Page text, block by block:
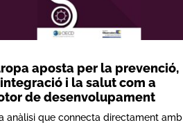
aposta per la prevenció,
i la salut com a
de desenvolupament
anàlisi que connecta directament amb